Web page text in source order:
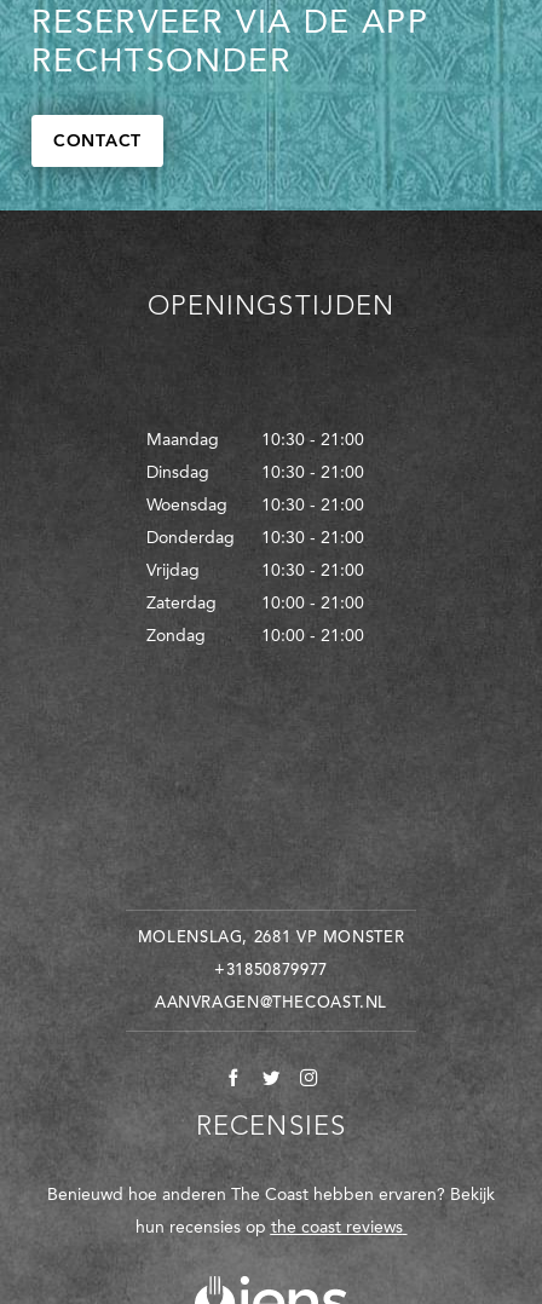
RESERVEER VIA DE APP
RECHTSONDER
CONTACT
OPENINGSTIJDEN
Maandag
10:30 - 21:00
Dinsdag
10:30 - 21:00
Woensdag
10:30 - 21:00
Donderdag
10:30 - 21:00
Vrijdag
10:30 - 21:00
Zaterdag
10:00 - 21:00
Zondag
10:00 - 21:00
MOLENSLAG, 2681 VP MONSTER
+31850879977
AANVRAGEN@THECOAST.NL
RECENSIES
Benieuwd hoe anderen The Coast hebben ervaren? Bekijk
hun recensies op the coast reviews